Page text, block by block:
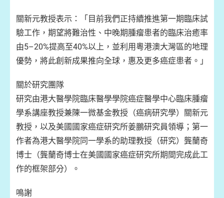
關新元教授表示：「目前我們正持續推進第一期臨床試
驗工作，期望將難治性、中晚期腫瘤患者的臨床治癒率
由5–20%提高至40%以上，並利用粵港澳大灣區的地理
優勢，將此創新成果推向全球，惠及更多癌症患者。」
關於研究團隊
研究由港大醫學院臨床醫學學院癌症醫學中心臨床腫瘤
學系講座教授兼陳一微基金教授（癌病研究學）關新元
教授，以及美國國家癌症研究所姜鵬研究員領導；第一
作者為港大醫學院同一學系的助理教授（研究）龔蘭奇
博士（龔蘭奇博士在美國國家癌症研究所期間完成此工
作的框架部分）。
鳴謝